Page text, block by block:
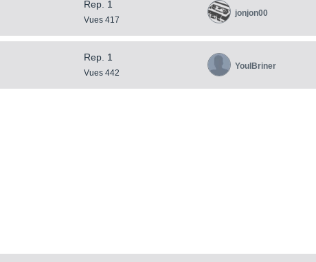
Rep. 1
Vues 417
jonjon00
Rep. 1
Vues 442
YoulBriner